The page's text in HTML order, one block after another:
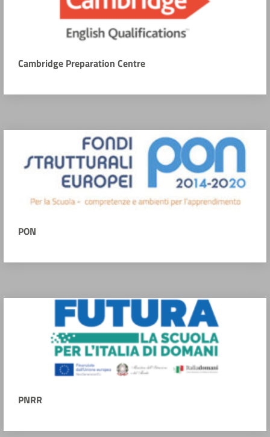
Cambridge Preparation Centre
PON
PNRR